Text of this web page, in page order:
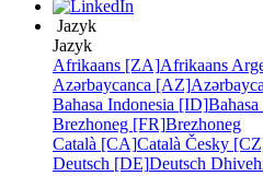
Jazyk
Jazyk
Afrikaans [ZA]Afrikaans
Azərbaycanca [AZ]
Bahasa Indonesia [ID]
Brezhoneg [FR]Brezhoneg
Català [CA]Català Česky
Deutsch [DE]Deutsch